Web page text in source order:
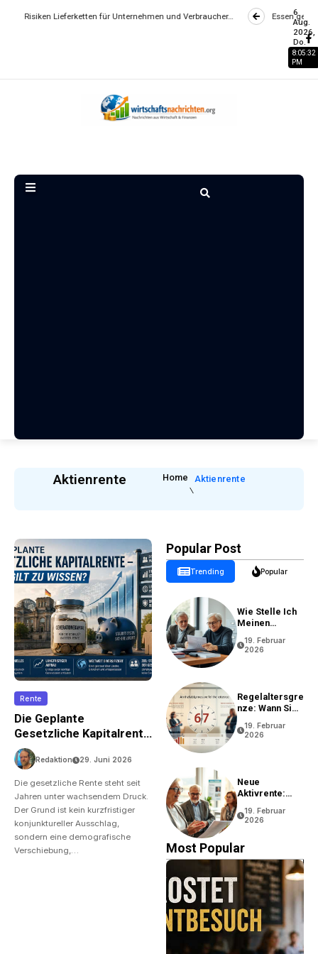
für Unternehmen und Verbraucher… Essen gehen wird zum
6
Aug.
2026,
Do.
8:05:32
PM
Aktienrente Home Aktienrente
Rente
Die Geplante
Gesetzliche Kapitalrente
Redaktion 29. Juni 2026
Die gesetzliche Rente steht seit
Jahren unter wachsendem Druck.
Der Grund ist kein kurzfristiger
konjunktureller Ausschlag,
sondern eine demografische
Verschiebung,…
Popular Post
Trending Popular
Wie Stelle Ich
Meinen
19. Februar
2026
Regelaltersgre
Nze: Wann Sie
Können
19. Februar
2026
Neue
Aktivrente:
Bedingungen
19. Februar
2026
Most Popular